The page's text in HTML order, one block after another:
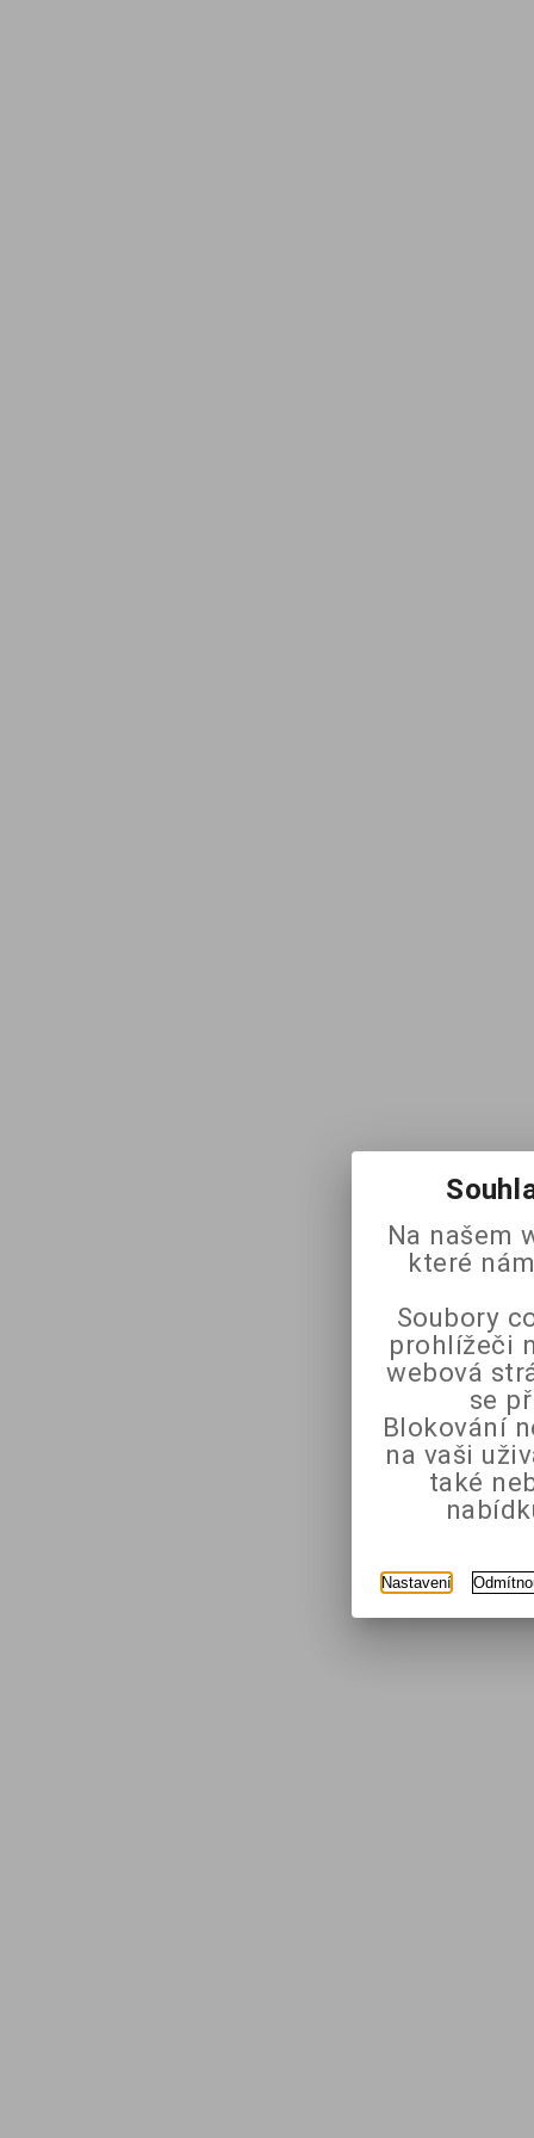
Na našem
které
Soubory
prohlížeči
webová
se
Blokování
na vaši
také
Nastavení